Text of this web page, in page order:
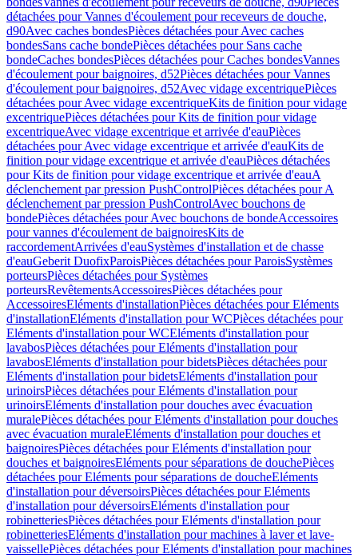
détachées pour Vannes d'écoulement pour receveurs de douche,
d90Avec caches bondesPièces détachées pour Avec caches
bondesSans cache bondePièces détachées pour Sans cache
bondeCaches bondesPièces détachées pour Caches bondesVannes
d'écoulement pour baignoires, d52Pièces détachées pour Vannes
d'écoulement pour baignoires, d52Avec vidage excentriquePièces
détachées pour Avec vidage excentriqueKits de finition pour vidage
excentriquePièces détachées pour Kits de finition pour vidage
excentriqueAvec vidage excentrique et arrivée d'eauPièces
détachées pour Avec vidage excentrique et arrivée d'eauKits de
finition pour vidage excentrique et arrivée d'eauPièces détachées
pour Kits de finition pour vidage excentrique et arrivée d'eauA
déclenchement par pression PushControlPièces détachées pour A
déclenchement par pression PushControlAvec bouchons de
bondePièces détachées pour Avec bouchons de bondeAccessoires
pour vannes d'écoulement de baignoiresKits de
raccordementArrivées d'eauSystèmes d'installation et de chasse
d'eauGeberit DuofixParoisPièces détachées pour ParoisSystèmes
porteursPièces détachées pour Systèmes
porteursRevêtementsAccessoiresPièces détachées pour
AccessoiresEléments d'installationPièces détachées pour Eléments
d'installationEléments d'installation pour WCPièces détachées pour
Eléments d'installation pour WCEléments d'installation pour
lavabosPièces détachées pour Eléments d'installation pour
lavabosEléments d'installation pour bidetsPièces détachées pour
Eléments d'installation pour bidetsEléments d'installation pour
urinoirsPièces détachées pour Eléments d'installation pour
urinoirsEléments d'installation pour douches avec évacuation
muralePièces détachées pour Eléments d'installation pour douches
avec évacuation muraleEléments d'installation pour douches et
baignoiresPièces détachées pour Eléments d'installation pour
douches et baignoiresEléments pour séparations de douchePièces
détachées pour Eléments pour séparations de doucheEléments
d'installation pour déversoirsPièces détachées pour Eléments
d'installation pour déversoirsEléments d'installation pour
robinetteriesPièces détachées pour Eléments d'installation pour
robinetteriesEléments d'installation pour machines à laver et lave-
vaissellePièces détachées pour Eléments d'installation pour machines